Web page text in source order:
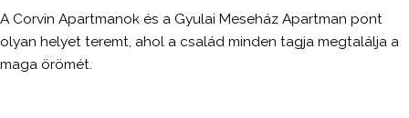
A Corvin Apartmanok és a Gyulai Meseház Apartman pont
olyan helyet teremt, ahol a család minden tagja megtalálja a
maga örömét.